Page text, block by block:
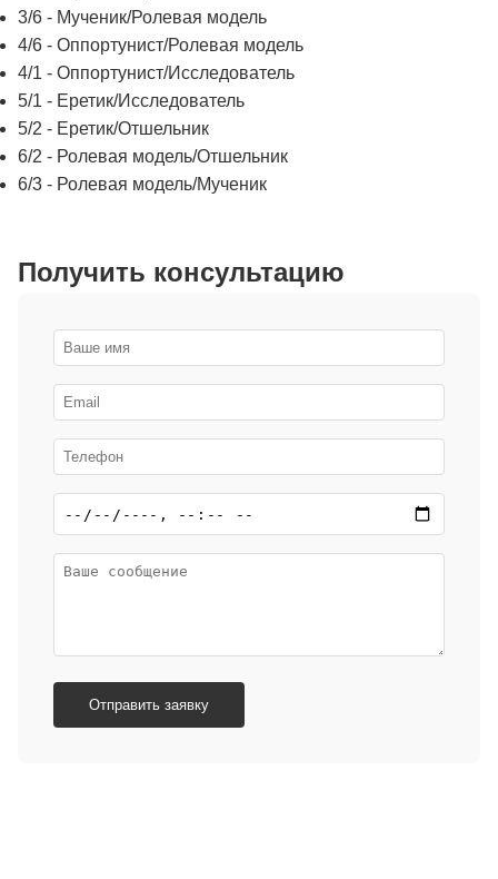
3/6 - Мученик/Ролевая модель
4/6 - Оппортунист/Ролевая модель
4/1 - Оппортунист/Исследователь
5/1 - Еретик/Исследователь
5/2 - Еретик/Отшельник
6/2 - Ролевая модель/Отшельник
6/3 - Ролевая модель/Мученик
Получить консультацию
Отправить заявку